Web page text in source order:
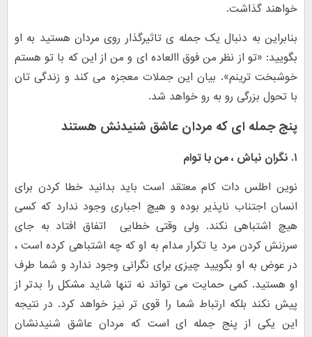
خواهند گذاشت.
بنابراین به دنبال یک جمله ی تاثیرگذار روی مردان هستید به او
بگویید: «تو از نظر من فوق االعاده ای و من از این که با تو هستم
خوشبخت ترینم». بیان این جملات معجزه می کند و زندگی تان
با تحول بزرگی رو به رو خواهد شد.
پنج جمله ای که مردان عاشق شنیدنش هستند
۱. نگران نباش ، من با توام
نوین اطلس دات کام معتقد است باید بدانید خطا کردن برای
انسان اجتناب ناپذیر بوده و هیچ اجباری وجود ندارد که کسی
هیچ اشتباهی نکند. ولی وقتی خطایی اتفاق افتاد به جای
سرزنش کردن مرد یا تکرار مدام به او که چه اشتباهی کرده است ،
در عوض به او بگویید چیزی برای نگرانی وجود ندارد و شما طرف
او هستید. کمی حمایت می تواند نه تنها شاید مشکل را بدتر از
پیش نکند بلکه ارتباط شما را قوی تر نیز خواهد کرد. در نتیجه
این یکی از پنج جمله ای است که مردان عاشق شنیدنشان